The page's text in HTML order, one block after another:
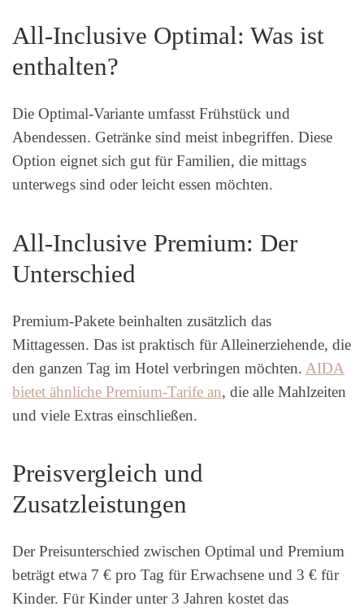
All-Inclusive Optimal: Was ist
enthalten?
Die Optimal-Variante umfasst Frühstück und
Abendessen. Getränke sind meist inbegriffen. Diese
Option eignet sich gut für Familien, die mittags
unterwegs sind oder leicht essen möchten.
All-Inclusive Premium: Der
Unterschied
Premium-Pakete beinhalten zusätzlich das
Mittagessen. Das ist praktisch für Alleinerziehende, die
den ganzen Tag im Hotel verbringen möchten. AIDA
bietet ähnliche Premium-Tarife an, die alle Mahlzeiten
und viele Extras einschließen.
Preisvergleich und
Zusatzleistungen
Der Preisunterschied zwischen Optimal und Premium
beträgt etwa 7 € pro Tag für Erwachsene und 3 € für
Kinder. Für Kinder unter 3 Jahren kostet das